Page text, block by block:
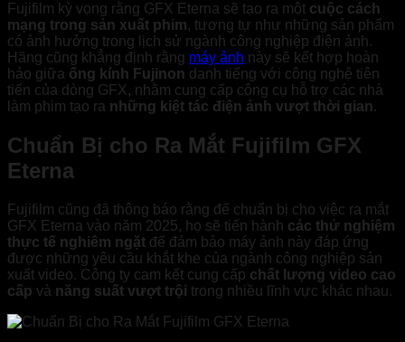
Fujifilm kỳ vọng rằng GFX Eterna sẽ tạo ra một cuộc cách
mạng trong sản xuất phim, tương tự như những sản phẩm
có ảnh hưởng trong lịch sử ngành công nghiệp điện ảnh.
Hãng cũng khẳng định rằng máy ảnh này sẽ kết hợp hoàn
hảo giữa ống kính Fujinon danh tiếng với công nghệ tiên
tiến của dòng GFX, nhằm cung cấp công cụ hỗ trợ các nhà
làm phim tạo ra những kiệt tác điện ảnh vượt thời gian.
Chuẩn Bị cho Ra Mắt Fujifilm GFX
Eterna
Fujifilm cũng đã thông báo rằng để chuẩn bị cho việc ra mắt
GFX Eterna vào năm 2025, họ sẽ tiến hành các thử nghiệm
thực tế nghiêm ngặt để đảm bảo máy ảnh này đáp ứng
được những yêu cầu khắt khe của ngành công nghiệp sản
xuất video. Công ty cam kết cung cấp chất lượng video cao
cấp và năng suất vượt trội trong nhiều lĩnh vực khác nhau.